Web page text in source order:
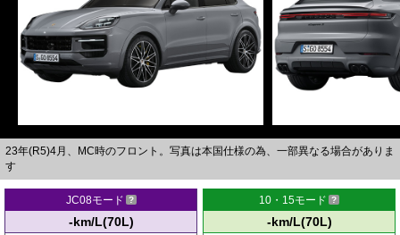
23年(R5)4月、MC時のフロント。写真は本国仕様の為、一部異なる場合がありま
す
JC08モード
-km/L(70L)
10・15モード
-km/L(70L)